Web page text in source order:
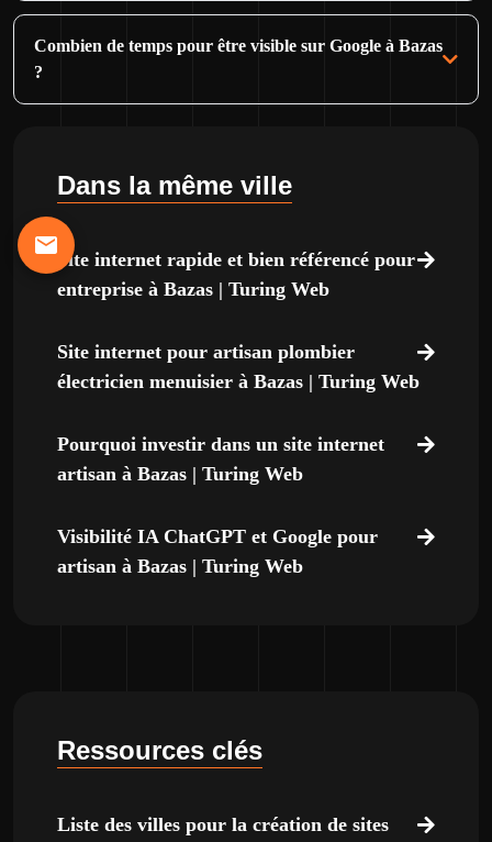
Combien de temps pour être visible sur Google à Bazas
?
Dans la même ville
Site internet rapide et bien référencé pour
entreprise à Bazas | Turing Web
Site internet pour artisan plombier
électricien menuisier à Bazas | Turing Web
Pourquoi investir dans un site internet
artisan à Bazas | Turing Web
Visibilité IA ChatGPT et Google pour
artisan à Bazas | Turing Web
Ressources clés
Liste des villes pour la création de sites